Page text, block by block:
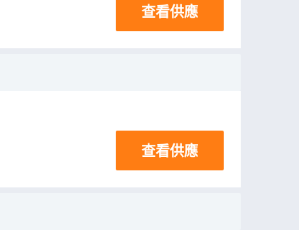
查看供應
查看供應